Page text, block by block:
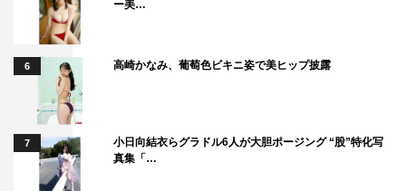
(スタッフに向かって) めっちゃうまいですよ！ みんなも
食べてみて、ほんとびっくりするから！ 僕、普段甘いも
のをあんまり食べないから、餅とあんこが合わさったもの
がこんなにうまいんだって…。しかもそれがつきたての餅
だから。めっちゃうまくて、脳がびっくりしてんのよ
（笑）。
やすよ：草彅さんって何十年もいろんなロケしてて、いろ
ー美…
6 高崎かなみ、葡萄色ビキニ姿で美ヒップ披露
7
小日向結衣らグラドル6人が大胆ポージング “股”特化写
真集「…